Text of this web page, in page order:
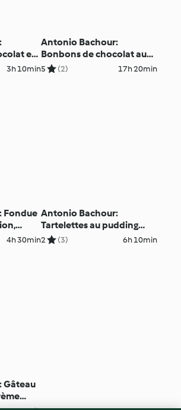
et
3h 10min
Antonio Bachour:
Bonbons de chocolat au
fruit de la passion
5 (2) 17h 20min
Fondue
4h 30min
Antonio Bachour:
Tartelettes au pudding
chocolat caramel
2 (3) 6h 10min
Gâteau
glacé